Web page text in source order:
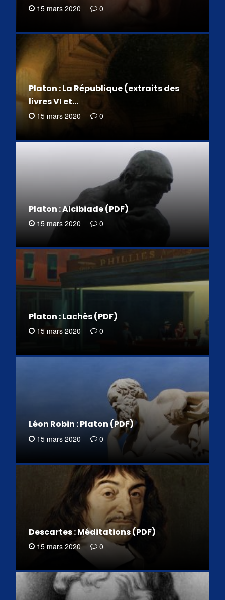
15 mars 2020 0
Platon : La République (extraits des
livres VI et…
15 mars 2020 0
Platon : Alcibiade (PDF)
15 mars 2020 0
Platon : Lachès (PDF)
15 mars 2020 0
Léon Robin : Platon (PDF)
15 mars 2020 0
Descartes : Méditations (PDF)
15 mars 2020 0